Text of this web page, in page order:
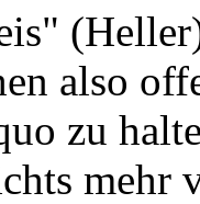
also
zu
mehr